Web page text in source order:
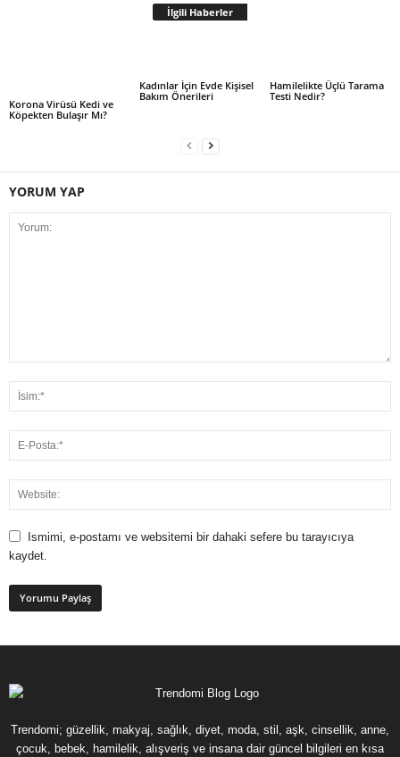
İlgili Haberler
Korona Virüsü Kedi ve
Köpekten Bulaşır Mı?
Kadınlar İçin Evde Kişisel
Bakım Önerileri
Hamilelikte Üçlü Tarama
Testi Nedir?
YORUM YAP
Ismimi, e-postamı ve websitemi bir dahaki sefere bu tarayıcıya
kaydet.
Trendomi; güzellik, makyaj, sağlık, diyet, moda, stil, aşk, cinsellik, anne,
çocuk, bebek, hamilelik, alışveriş ve insana dair güncel bilgileri en kısa